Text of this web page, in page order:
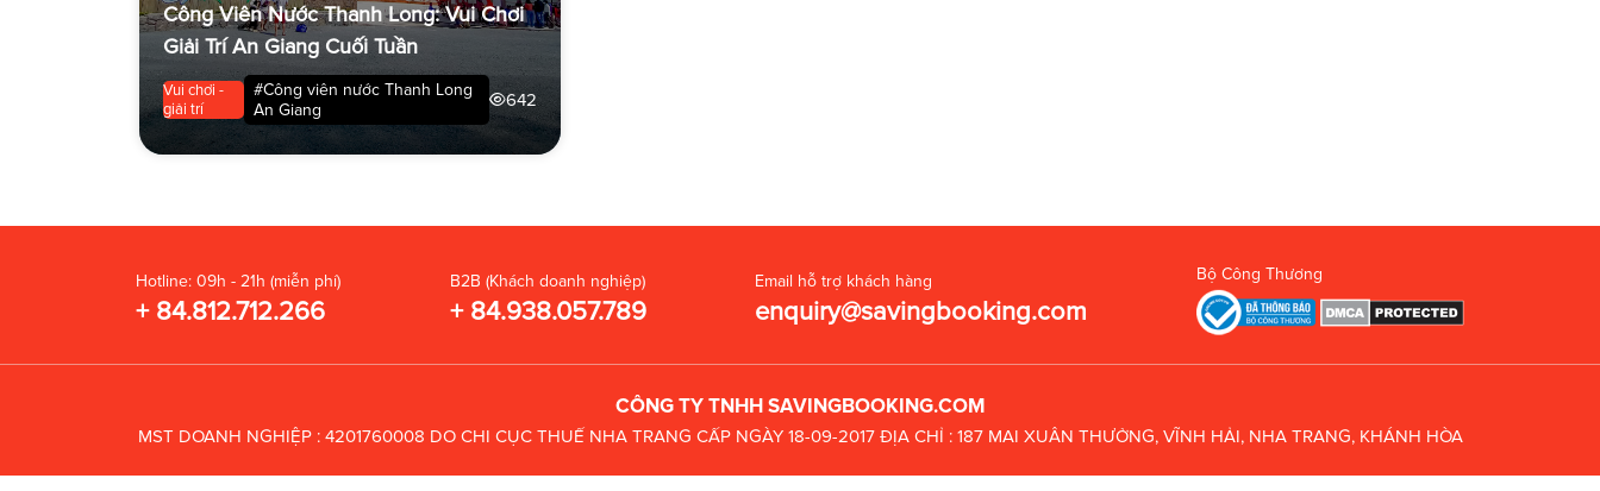
Công Viên Nước Thanh Long: Vui Chơi
Giải Trí An Giang Cuối Tuần
Vui chơi -
giải trí
#Công viên nước Thanh Long
An Giang
642
Hotline: 09h - 21h (miễn phí)
+ 84.812.712.266
B2B (Khách doanh nghiệp)
+ 84.938.057.789
Email hỗ trợ khách hàng
enquiry@savingbooking.com
Bộ Công Thương
CÔNG TY TNHH SAVINGBOOKING.COM
MST DOANH NGHIỆP : 4201760008 DO CHI CỤC THUẾ NHA TRANG CẤP NGÀY 18-09-2017 ĐỊA CHỈ : 187 MAI XUÂN THƯỞNG, VĨNH HẢI, NHA TRANG, KHÁNH HÒA